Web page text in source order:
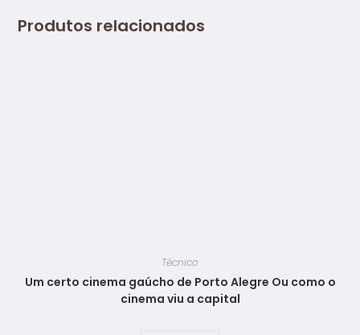
Produtos relacionados
Técnico
Um certo cinema gaúcho de Porto Alegre Ou como o
cinema viu a capital